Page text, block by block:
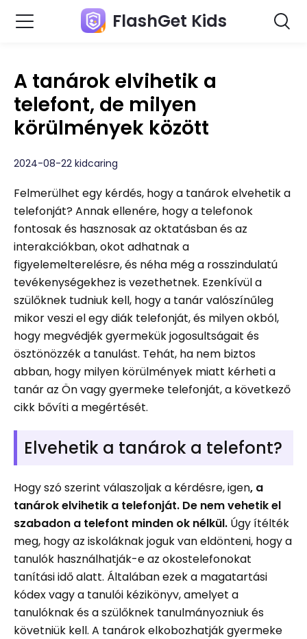
FlashGet Kids
A tanárok elvihetik a
telefont, de milyen
körülmények között
2024-08-22 kidcaring
Felmerülhet egy kérdés, hogy a tanárok elvehetik a
telefonját? Annak ellenére, hogy a telefonok
fontosak és hasznosak az oktatásban és az
interakciókban, okot adhatnak a
figyelemelterelésre, és néha még a rosszindulatú
tevékenységekhez is vezethetnek. Ezenkívül a
szülőknek tudniuk kell, hogy a tanár valószínűleg
mikor veszi el egy diák telefonját, és milyen okból,
hogy megvédjék gyermekük jogosultságait és
ösztönözzék a tanulást. Tehát, ha nem biztos
abban, hogy milyen körülmények miatt kérheti a
tanár az Ön vagy gyermeke telefonját, a következő
cikk bővíti a megértését.
Elvehetik a tanárok a telefont?
Hogy szó szerint válaszoljak a kérdésre, igen, a
tanárok elvihetik a telefonját. De nem vehetik el
szabadon a telefont minden ok nélkül. Úgy ítélték
meg, hogy az iskoláknak joguk van eldönteni, hogy a
tanulók használhatják-e az okostelefonokat
tanítási idő alatt. Általában ezek a magatartási
kódex vagy a tanulói kézikönyv, amelyet a
tanulóknak és a szülőknek tanulmányozniuk és
követniük kell. A tanárok elkobozhatják gyermeke